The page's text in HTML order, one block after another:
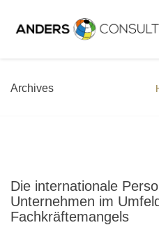
Archives
Die internationale
Unternehmen im
Fachkräftemangels